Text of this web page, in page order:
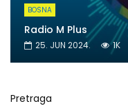
BOSNA
Radio M Plus
25. JUN 2024. 1K
Pretraga